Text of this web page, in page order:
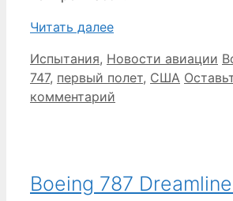
Читать далее
Рубрики
Испытания, Новости авиации
747, первый полет, США
комментарий
Boeing 787